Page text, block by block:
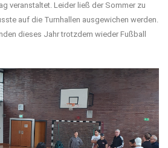
veranstaltet. Leider ließ der Sommer zu
auf die Turnhallen ausgewichen werden.
dieses Jahr trotzdem wieder Fußball